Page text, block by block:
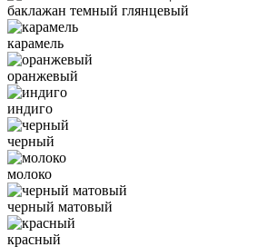
баклажан темный глянцевый
карамель
оранжевый
индиго
черный
молоко
черный матовый
красный